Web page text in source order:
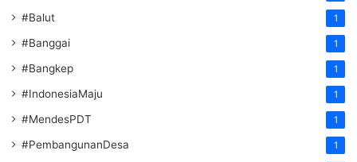
#Balut 1
#Banggai 1
#Bangkep 1
#IndonesiaMaju 1
#MendesPDT 1
#PembangunanDesa 1